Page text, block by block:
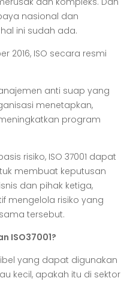
nasional dan
ini sudah ada.
2016, ISO secara resmi
anti suap yang
menetapkan,
program
risiko, ISO 37001 dapat
membuat keputusan
dan pihak ketiga,
mengelola risiko yang
tersebut.
ISO37001?
yang dapat digunakan
kecil, apakah itu di sektor